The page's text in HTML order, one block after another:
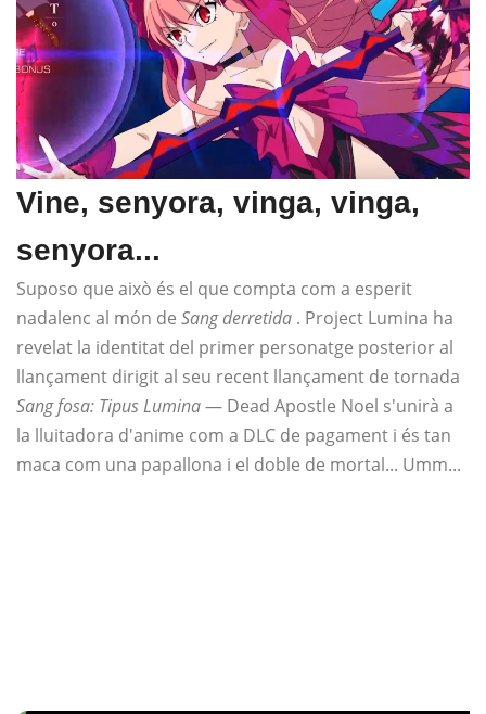
Vine, senyora, vinga, vinga,
senyora...
Suposo que això és el que compta com a esperit
nadalenc al món de Sang derretida . Project Lumina ha
revelat la identitat del primer personatge posterior al
llançament dirigit al seu recent llançament de tornada
Sang fosa: Tipus Lumina— Dead Apostle Noel s'unirà a
la lluitadora d'anime com a DLC de pagament i és tan
maca com una papallona i el doble de mortal... Umm...